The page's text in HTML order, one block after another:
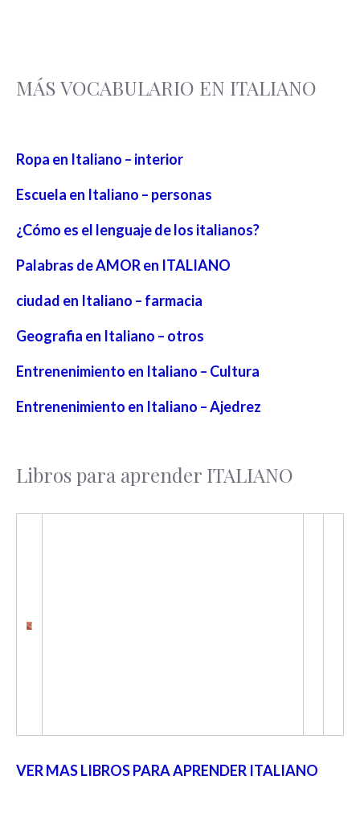
MÁS VOCABULARIO EN ITALIANO
Ropa en Italiano – interior
Escuela en Italiano – personas
¿Cómo es el lenguaje de los italianos?
Palabras de AMOR en ITALIANO
ciudad en Italiano – farmacia
Geografia en Italiano – otros
Entrenenimiento en Italiano – Cultura
Entrenenimiento en Italiano – Ajedrez
Libros para aprender ITALIANO
VER MAS LIBROS PARA APRENDER ITALIANO